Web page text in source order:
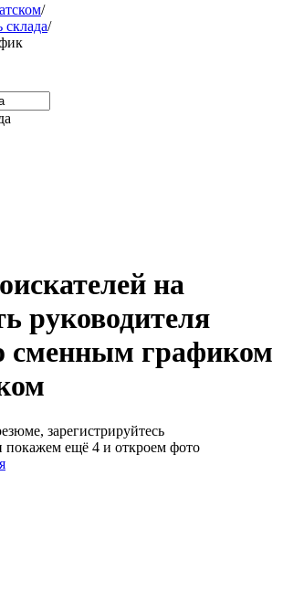
/
склада/
на
руководителя
сменным графиком
зарегистрируйтесь
покажем ещё 4 и откроем фото